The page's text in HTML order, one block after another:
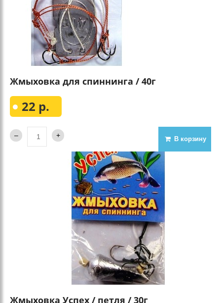
Жмыховка для спиннинга / 40г
22 р.
В корзину
Жмыховка Успех / петля / 30г